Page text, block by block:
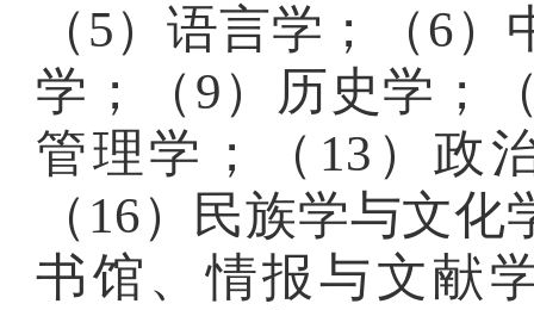
（5）语言学；（6
学；（9）历史学；
管理学；（13）政
（16）民族学与文
书馆、情报与文献